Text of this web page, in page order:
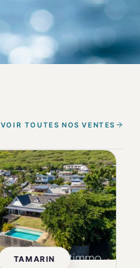
VOIR TOUTES NOS VENTES
TAMARIN